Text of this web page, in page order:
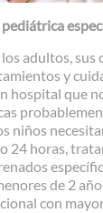
adultos, sus
y
hospital que
niños
24 horas,
de 2
con